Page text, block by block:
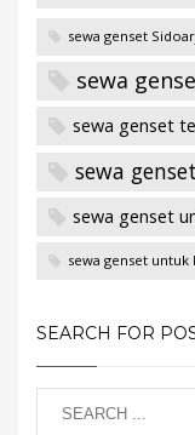
sewa genset
sewa
sewa genset
sewa
sewa genset
sewa genset untuk
SEARCH FOR